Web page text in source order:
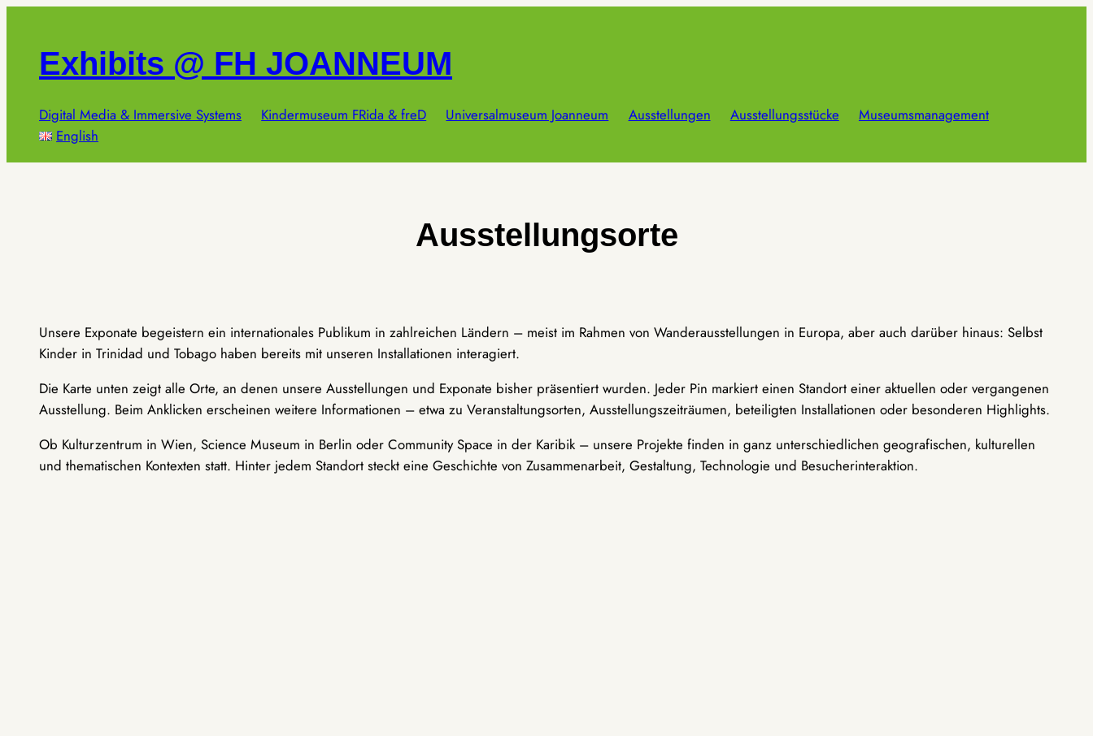
springenExhibits @ FH JOANNEUM
Digital Media & Immersive Systems Kindermuseum FRida & freD Universalmuseum Joanneum Ausstellungen Ausstellungsstücke
Museumsmanagement
English
Ausstellungsorte
Unsere Exponate begeistern ein internationales Publikum in zahlreichen Ländern – meist im Rahmen von Wanderausstellungen in Europa, aber auch darüber hinaus: Selbst
Kinder in Trinidad und Tobago haben bereits mit unseren Installationen interagiert.
Die Karte unten zeigt alle Orte, an denen unsere Ausstellungen und Exponate bisher präsentiert wurden. Jeder Pin markiert einen Standort einer aktuellen oder vergangenen
Ausstellung. Beim Anklicken erscheinen weitere Informationen – etwa zu Veranstaltungsorten, Ausstellungszeiträumen, beteiligten Installationen oder besonderen Highlights.
Ob Kulturzentrum in Wien, Science Museum in Berlin oder Community Space in der Karibik – unsere Projekte finden in ganz unterschiedlichen geografischen, kulturellen
und thematischen Kontexten statt. Hinter jedem Standort steckt eine Geschichte von Zusammenarbeit, Gestaltung, Technologie und Besucherinteraktion.